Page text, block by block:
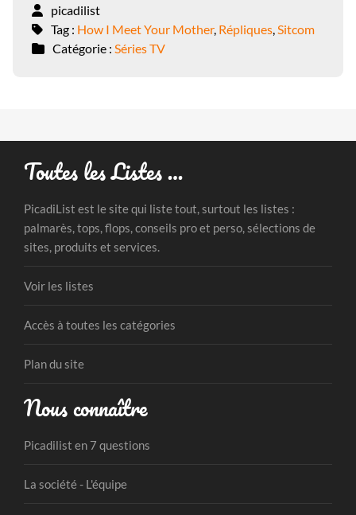
picadilist
Tag : How I Meet Your Mother, Répliques,Sitcom
Catégorie : Séries TV
Toutes les Listes …
PicadiList est le site qui liste tout, surtout les listes :
palmarès, tops, flops, conseils pro et perso, sélections de
sites, produits et services.
Voir les listes
Accès à toutes les catégories
Plan du site
Nous connaître
Picadilist en 7 questions
La société - L'équipe